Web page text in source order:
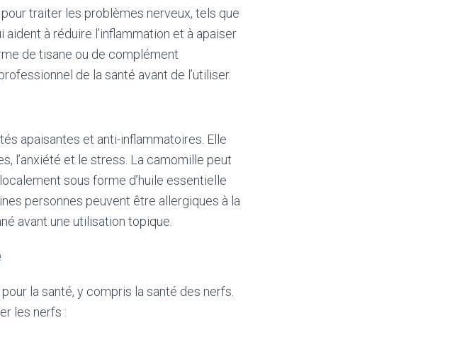
traiter les problèmes nerveux, tels que
aident à réduire l’inflammation et à apaiser
de tisane ou de complément
de la santé avant de l’utiliser.
apaisantes et anti-inflammatoires. Elle
l’anxiété et le stress. La camomille peut
sous forme d’huile essentielle
personnes peuvent être allergiques à la
avant une utilisation topique.
la santé, y compris la santé des nerfs.
les nerfs :